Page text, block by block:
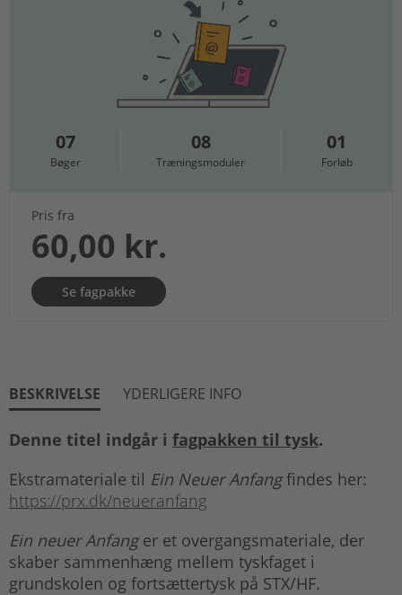
07
Bøger
08
Træningsmoduler
01
Forløb
Pris fra
60,00 kr.
Se fagpakke
BESKRIVELSE YDERLIGERE INFO
Denne titel indgår i fagpakken til tysk.
Ekstramateriale til Ein Neuer Anfangfindes her:
https://prx.dk/neueranfang
Ein neuer Anfanger et overgangsmateriale, der
skaber sammenhæng mellem tyskfaget i
grundskolen og fortsættertysk på STX/HF.